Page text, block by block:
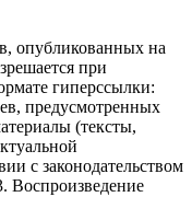
опубликованных на
при
гиперссылки:
предусмотренных
(тексты,
с законодательством
Воспроизведение